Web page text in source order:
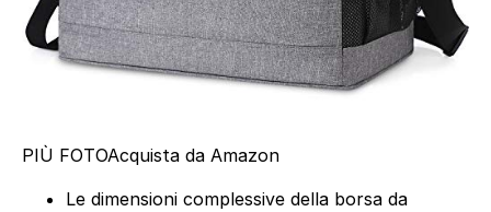
PIÙ FOTOAcquista da Amazon
Le dimensioni complessive della borsa da